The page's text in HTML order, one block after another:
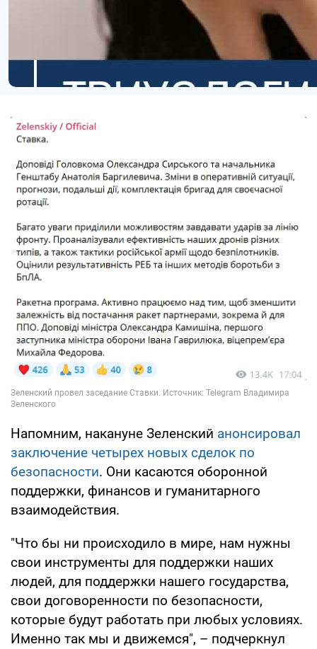
Напомним, накануне Зеленский анонсировал
заключение четырех новых сделок по
безопасности. Они касаются оборонной
поддержки, финансов и гуманитарного
взаимодействия.
"Что бы ни происходило в мире, нам нужны
свои инструменты для поддержки наших
людей, для поддержки нашего государства,
свои договоренности по безопасности,
которые будут работать при любых условиях.
Именно так мы и движемся", – подчеркнул